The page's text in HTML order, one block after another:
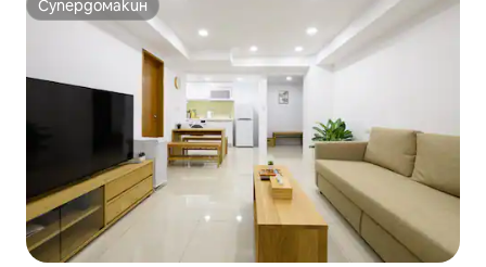
Ximending
Супердомакин
Супердомакин